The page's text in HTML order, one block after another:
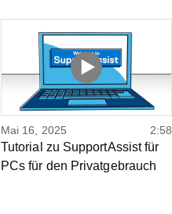
Mai 16, 2025 2:58
Tutorial zu SupportAssist für
PCs für den Privatgebrauch